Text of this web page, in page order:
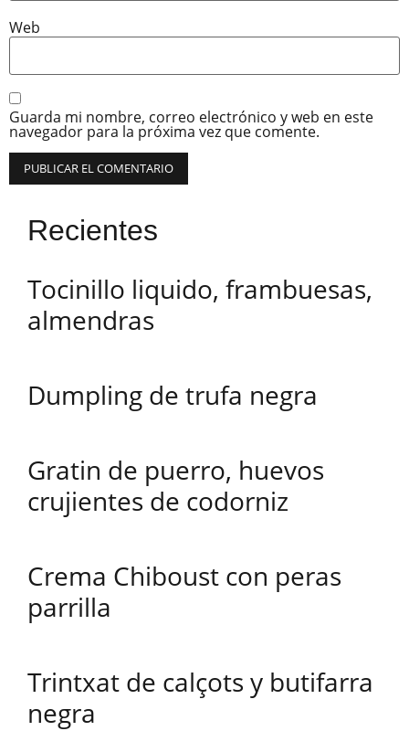
Web
Guarda mi nombre, correo electrónico y web en este
navegador para la próxima vez que comente.
Recientes
Tocinillo liquido, frambuesas,
almendras
Dumpling de trufa negra
Gratin de puerro, huevos
crujientes de codorniz
Crema Chiboust con peras
parrilla
Trintxat de calçots y butifarra
negra